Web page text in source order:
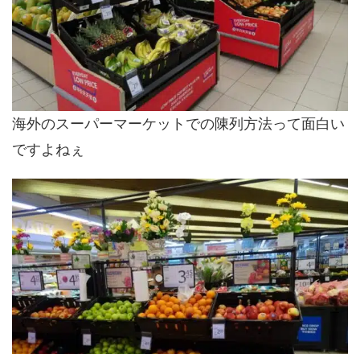
海外のスーパーマーケットでの陳列方法って面白い
ですよねぇ